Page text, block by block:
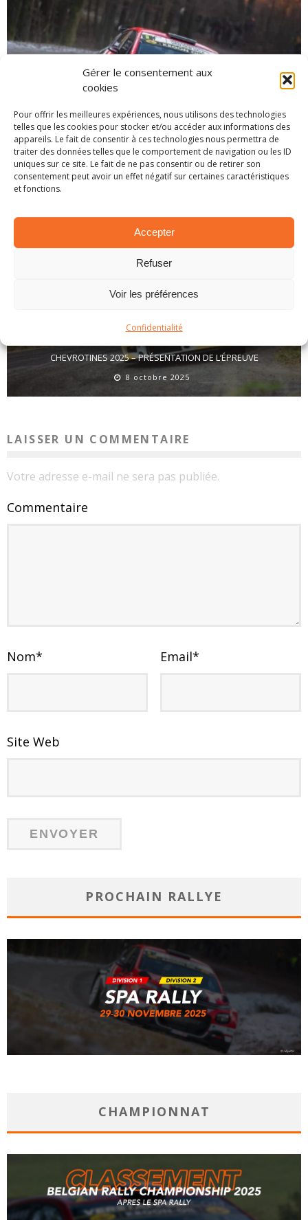
Gérer le consentement aux
cookies
Pour offrir les meilleures expériences, nous utilisons des technologies
telles que les cookies pour stocker et/ou accéder aux informations des
appareils. Le fait de consentir à ces technologies nous permettra de
traiter des données telles que le comportement de navigation ou les ID
uniques sur ce site. Le fait de ne pas consentir ou de retirer son
consentement peut avoir un effet négatif sur certaines caractéristiques
et fonctions.
Accepter
Refuser
Voir les préférences
Confidentialité
SPA 2025 – PRÉSENTATION DE L’ÉPREUVE
26 novembre 2025
CHEVROTINES 2025 – PRÉSENTATION DE L’ÉPREUVE
8 octobre 2025
LAISSER UN COMMENTAIRE
Votre adresse e-mail ne sera pas publiée.
Commentaire
Nom* Email*
Site Web
PROCHAIN RALLYE
CHAMPIONNAT